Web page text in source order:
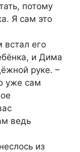
потому
Я сам это
встал eго
и Дима
руке. –
уже сам
ведь
из